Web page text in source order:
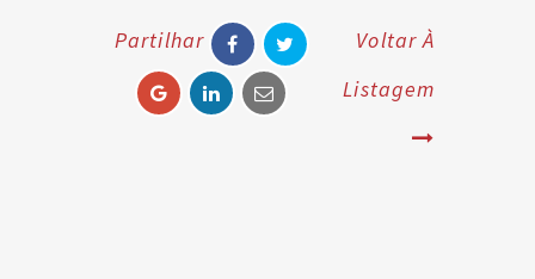
Partilhar
Voltar À
Listagem